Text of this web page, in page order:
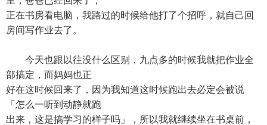
正在书房看电脑，我路过的时候给他打了个招呼，就自己回
房间写作业去了。
今天也跟以往没什么区别，九点多的时候我就把作业全
部搞定，而妈妈也正
好在这时候回来了，因为我知道这时候跑出去必定会被说
「怎么一听到动静就跑
出来，这是搞学习的样子吗」，所以我就继续坐在书桌前，